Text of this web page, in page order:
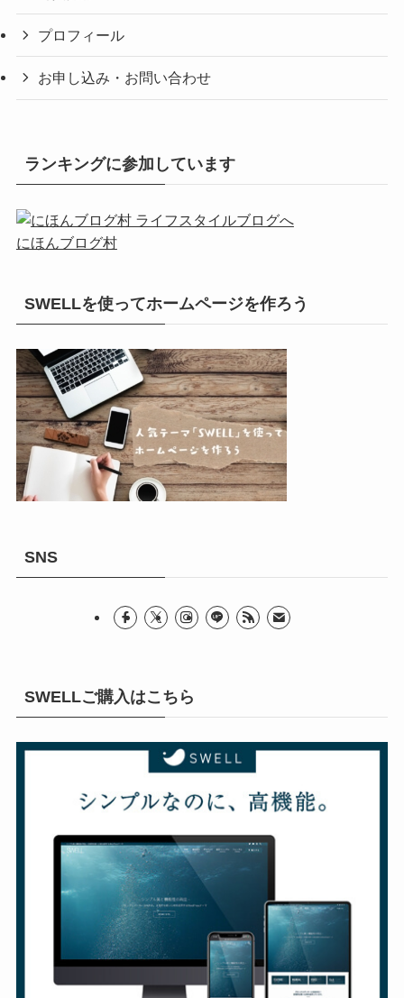
プロフィール
お申し込み・お問い合わせ
ランキングに参加しています
にほんブログ村
SWELLを使ってホームページを作ろう
SNS
SWELLご購入はこちら